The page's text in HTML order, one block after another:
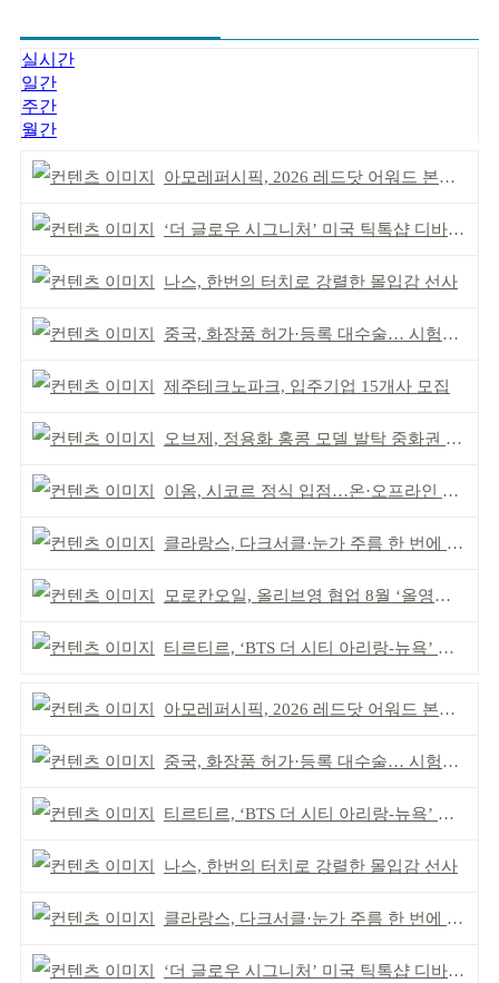
실시간
일간
주간
월간
아모레퍼시픽, 2026 레드닷 어워드 본상 2개 수상
‘더 글로우 시그니처’ 미국 틱톡샵 디바이스 부문 1위
나스, 한번의 터치로 강렬한 몰입감 선사
중국, 화장품 허가·등록 대수술… 시험자료 공용 허용
제주테크노파크, 입주기업 15개사 모집
오브제, 정용화 홍콩 모델 발탁 중화권 공략 강화
이옴, 시코르 정식 입점…온·오프라인 유통망 확대
클라랑스, 다크서클·눈가 주름 한 번에 더블 케어
모로칸오일, 올리브영 협업 8월 ‘올영픽’ 선정
티르티르, ‘BTS 더 시티 아리랑-뉴욕’ 참여
아모레퍼시픽, 2026 레드닷 어워드 본상 2개 수상
중국, 화장품 허가·등록 대수술… 시험자료 공용 허용
티르티르, ‘BTS 더 시티 아리랑-뉴욕’ 참여
나스, 한번의 터치로 강렬한 몰입감 선사
클라랑스, 다크서클·눈가 주름 한 번에 더블 케어
‘더 글로우 시그니처’ 미국 틱톡샵 디바이스 부문 1위